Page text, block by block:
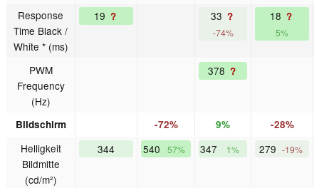
Response
Time Black /
White * (ms)
19 ? 33 ?
-74%
18 ?
5%
PWM
Frequency
(Hz)
378 ?
Bildschirm -72% 9% -28%
Helligkeit
Bildmitte
(cd/m²)
344 540 57% 347 1% 279 -19%